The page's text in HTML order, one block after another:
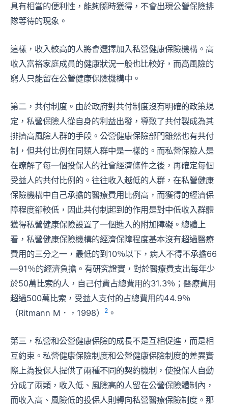
具有相當的便利性，能夠隨時獲得，不會出現公營保險排
隊等待的現象。
這樣，收入較高的人將會選擇加入私營健康保險機構。高
收入富裕家庭成員的健康狀況一般也比較好，而高風險的
窮人只能留在公營健康保險機構中。
第二，共付制度。由於政府對共付制度沒有明確的政策規
定，私營保險人從自身的利益出發，導致了共付製成為其
排擠高風險人群的手段。公營健康保險部門雖然也有共付
制，但共付比例在同類人群中是一樣的。而私營保險人是
在瞭解了每一個投保人的社會經濟條件之後，再確定每個
受益人的共付比例的。往往收入越低的人群，在私營健康
保險機構中自己承擔的醫療費用比例高，而獲得的經濟保
障程度卻較低，因此共付制起到的作用是對中低收入群體
獲得私營健康保險設置了一個進入的附加障礙。總體上
看，私營健康保險機構的經濟保障程度基本沒有超過醫療
費用的三分之一，最低的到10％以下，病人不得不承擔66
—91％的經濟負擔。有研究證實，對於醫療費支出每年少
於50萬比索的人，自己付費占總費用的31.3％；醫療費用
超過500萬比索，受益人支付的占總費用的44.9％
（Ritmann M．，1998）
2 。
第三，私營和公營健康保險的成長不是互相促進，而是相
互約束。私營健康保險制度和公營健康保險制度的差異實
際上為投保人提供了兩種不同的契約機制，使投保人自動
分成了兩類，收入低、風險高的人留在公營保險體制內，
而收入高、風險低的投保人則轉向私營醫療保險制度。那